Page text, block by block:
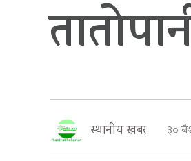
स्थानीय खबर ३०